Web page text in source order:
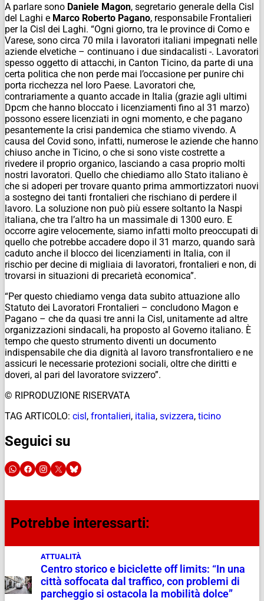
A parlare sono Daniele Magon, segretario generale della Cisl
del Laghi e Marco Roberto Pagano, responsabile Frontalieri
per la Cisl dei Laghi. “Ogni giorno, tra le province di Como e
Varese, sono circa 70 mila i lavoratori italiani impegnati nelle
aziende elvetiche – continuano i due sindacalisti -. Lavoratori
spesso oggetto di attacchi, in Canton Ticino, da parte di una
certa politica che non perde mai l’occasione per punire chi
porta ricchezza nel loro Paese. Lavoratori che,
contrariamente a quanto accade in Italia (grazie agli ultimi
Dpcm che hanno bloccato i licenziamenti fino al 31 marzo)
possono essere licenziati in ogni momento, e che pagano
pesantemente la crisi pandemica che stiamo vivendo. A
causa del Covid sono, infatti, numerose le aziende che hanno
chiuso anche in Ticino, o che si sono viste costrette a
rivedere il proprio organico, lasciando a casa proprio molti
nostri lavoratori. Quello che chiediamo allo Stato italiano è
che si adoperi per trovare quanto prima ammortizzatori nuovi
a sostegno dei tanti frontalieri che rischiano di perdere il
lavoro. La soluzione non può più essere soltanto la Naspi
italiana, che tra l’altro ha un massimale di 1300 euro. E
occorre agire velocemente, siamo infatti molto preoccupati di
quello che potrebbe accadere dopo il 31 marzo, quando sarà
caduto anche il blocco dei licenziamenti in Italia, con il
rischio per decine di migliaia di lavoratori, frontalieri e non, di
trovarsi in situazioni di precarietà economica”.
“Per questo chiediamo venga data subito attuazione allo
Statuto dei Lavoratori Frontalieri – concludono Magon e
Pagano – che da quasi tre anni la Cisl, unitamente ad altre
organizzazioni sindacali, ha proposto al Governo italiano. È
tempo che questo strumento diventi un documento
indispensabile che dia dignità al lavoro transfrontaliero e ne
assicuri le necessarie protezioni sociali, oltre che diritti e
doveri, al pari del lavoratore svizzero”.
© RIPRODUZIONE RISERVATA
TAG ARTICOLO: cisl, frontalieri, italia, svizzera, ticino
Seguici su
Potrebbe interessarti:
ATTUALITÀ
Centro storico e biciclette off limits: “In una
città soffocata dal traffico, con problemi di
parcheggio si ostacola la mobilità dolce”